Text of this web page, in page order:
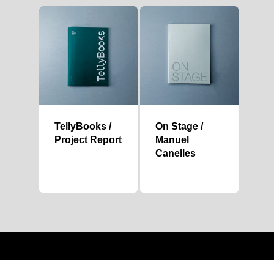
TellyBooks /
Project Report
On Stage /
Manuel
Canelles